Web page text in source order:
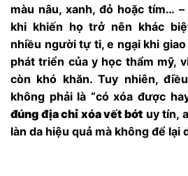
màu nâu, xanh, đỏ hoặc tím…
khi khiến họ trở nên khác
nhiều người tự ti, e ngại khi
phát triển của y học thẩm mỹ,
còn khó khăn. Tuy nhiên,
không phải là “có xóa được
đúng địa chỉ xóa vết bớtuy tín,
làn da hiệu quả mà không để lại